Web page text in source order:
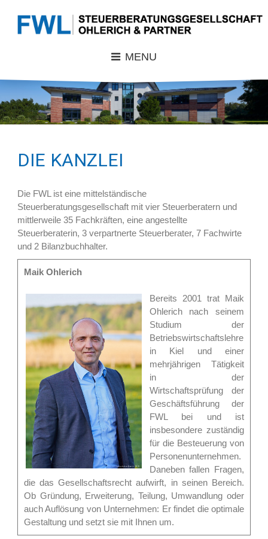
MENU
DIE KANZLEI
Die FWL ist eine mittelständische
Steuerberatungsgesellschaft mit vier Steuerberatern und
mittlerweile 35 Fachkräften, eine angestellte
Steuerberaterin, 3 verpartnerte Steuerberater, 7 Fachwirte
und 2 Bilanzbuchhalter.
Maik Ohlerich
Bereits 2001 trat Maik
Ohlerich nach seinem
Studium der
Betriebswirtschaftslehre
in Kiel und einer
mehrjährigen Tätigkeit
in der
Wirtschaftsprüfung der
Geschäftsführung der
FWL bei und ist
insbesondere zuständig
für die Besteuerung von
Personenunternehmen.
Daneben fallen Fragen,
die das Gesellschaftsrecht aufwirft, in seinen Bereich.
Ob Gründung, Erweiterung, Teilung, Umwandlung oder
auch Auflösung von Unternehmen: Er findet die optimale
Gestaltung und setzt sie mit Ihnen um.